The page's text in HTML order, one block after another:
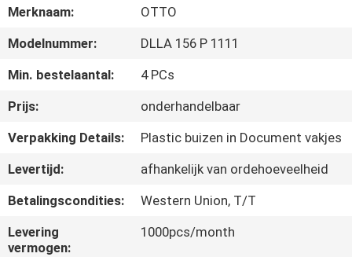
FABRIEKSTOUR
KWALITEITSCONTROLE
NEEM
CONTACT
MET
ONS
OP
Merknaam:
OTTO
Modelnummer:
DLLA 156 P 1111
Min. bestelaantal:
4 PCs
Prijs:
onderhandelbaar
Verpakking Details:
Plastic buizen in Document vakjes
Levertijd:
afhankelijk van ordehoeveelheid
Betalingscondities:
Western Union, T/T
Levering
vermogen:
1000pcs/month